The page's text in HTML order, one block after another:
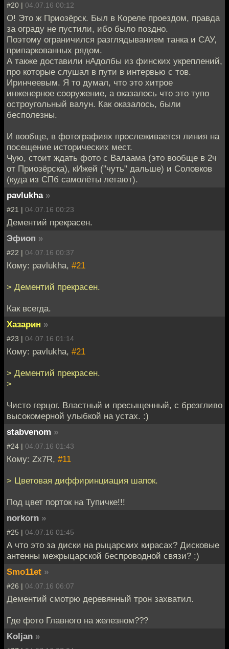
#20 | 04.07.16 00:12
О! Это ж Приозёрск. Был в Кореле проездом, правда
за ограду не пустили, ибо было поздно.
Поэтому ограничился разглядыванием танка и САУ,
припаркованных рядом.
А также доставили нАдолбы из финских укреплений,
про которые слушал в пути в интервью с тов.
Иринчеевым. Я то думал, что это хитрое
инженерное сооружение, а оказалось что это тупо
остроугольный валун. Как оказалось, были
бесполезны.
И вообще, в фотографиях прослеживается линия на
посещение исторических мест.
Чую, стоит ждать фото с Валаама (это вообще в 2ч
от Приозёрска), кИжей ("чуть" дальше) и Соловков
(куда из СПб самолёты летают).
pavlukha »
#21 | 04.07.16 00:23
Дементий прекрасен.
Эфиоп »
#22 | 04.07.16 00:37
Кому: pavlukha, #21
> Дементий прекрасен.
Как всегда.
Хазарин »
#23 | 04.07.16 01:14
Кому: pavlukha, #21
> Дементий прекрасен.
>
Чисто герцог. Властный и пресыщенный, с брезгливо
высокомерной улыбкой на устах. :)
stabvenom »
#24 | 04.07.16 01:43
Кому: Zx7R, #11
> Цветовая диффиринциация шапок.
Под цвет порток на Тупичке!!!
norkorn »
#25 | 04.07.16 01:45
А что это за диски на рыцарских кирасах? Дисковые
антенны межрыцарской беспроводной связи? :)
Smo11et »
#26 | 04.07.16 06:07
Дементий смотрю деревянный трон захватил.
Где фото Главного на железном???
Koljan »